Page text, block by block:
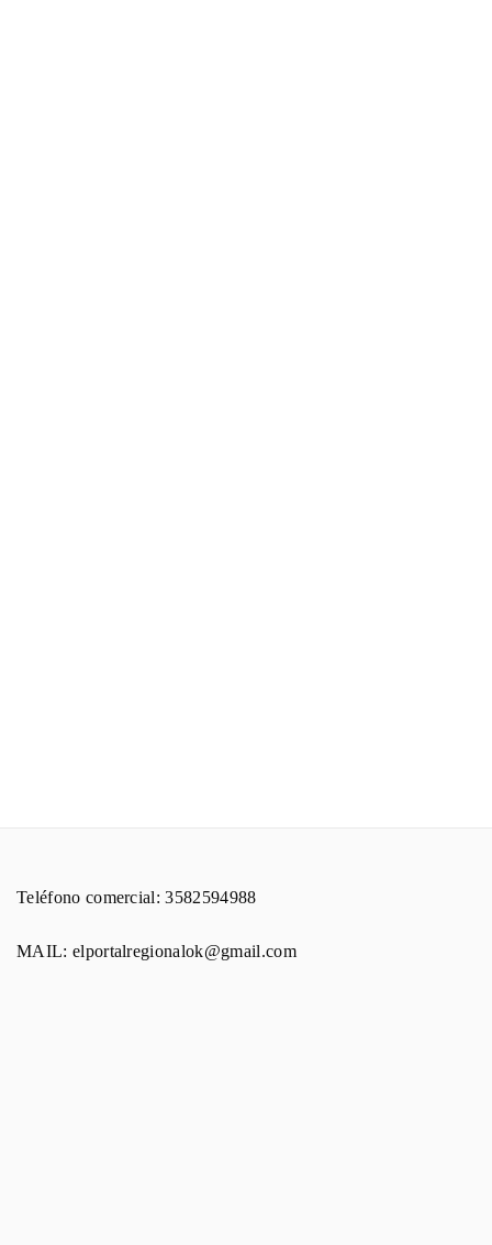
Teléfono comercial: 3582594988
MAIL: elportalregionalok@gmail.com